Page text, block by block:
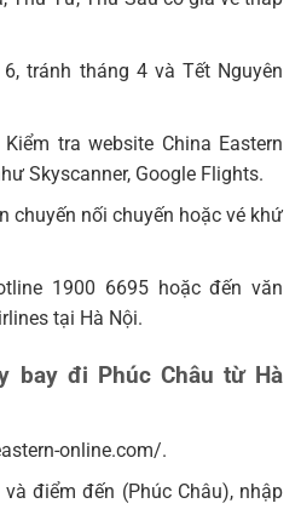
tránh tháng 4 và Tết Nguyên
Kiểm tra website China Eastern
Skyscanner, Google Flights.
chuyến nối chuyến hoặc vé khứ
1900 6695 hoặc đến văn
tại Hà Nội.
bay đi Phúc Châu từ Hà
online.com/.
điểm đến (Phúc Châu), nhập